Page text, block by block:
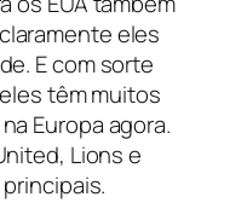
eles
E com sorte
têm muitos
Europa agora.
Lions e